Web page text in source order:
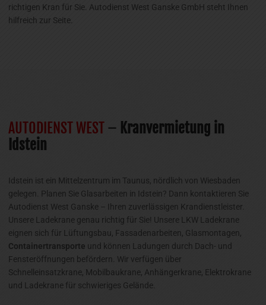
richtigen Kran für Sie. Autodienst West Ganske GmbH steht Ihnen
hilfreich zur Seite.
AUTODIENST WEST – Kranvermietung in
Idstein
Idstein ist ein Mittelzentrum im Taunus, nördlich von Wiesbaden
gelegen. Planen Sie Glasarbeiten in Idstein? Dann kontaktieren Sie
Autodienst West Ganske – Ihren zuverlässigen Krandienstleister.
Unsere Ladekrane genau richtig für Sie! Unsere LKW Ladekrane
eignen sich für Lüftungsbau, Fassadenarbeiten, Glasmontagen,
Containertransporte und können Ladungen durch Dach- und
Fensteröffnungen befördern. Wir verfügen über
Schnelleinsatzkrane, Mobilbaukrane, Anhängerkrane, Elektrokrane
und Ladekrane für schwieriges Gelände.